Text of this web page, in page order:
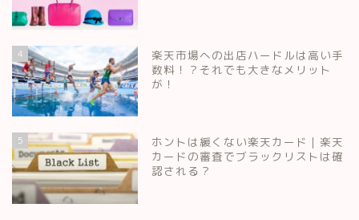
4
楽天市場への出店ハードルは高い手
数料！？それでも大きなメリット
が！
5
ホントは緩くない楽天カード｜楽天
カードの審査でブラックリストは確
認される？